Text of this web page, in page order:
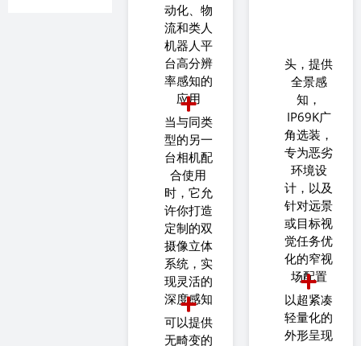
动化、物
流和类人
机器人平
台高分辨
率感知的
应用
当与同类
型的另一
台相机配
合使用
时，它允
许你打造
定制的双
摄像立体
系统，实
现灵活的
深度感知
可以提供
无畸变的
头，提供
全景感
知，
IP69K广
角选装，
专为恶劣
环境设
计，以及
针对远景
或目标视
觉任务优
化的窄视
场配置
以超紧凑
轻量化的
外形呈现